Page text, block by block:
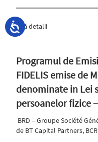
află detalii
Programul de
FIDELIS emise de
denominate in Lei
persoanelor fizice
BRD – Groupe Société
de BT Capital Partners,